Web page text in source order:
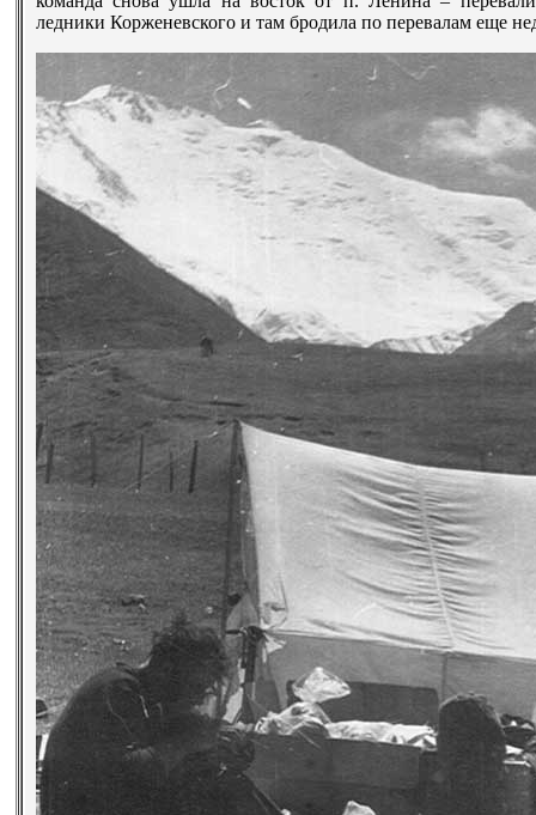
ледники Корженевского и там бродила по перевалам еще